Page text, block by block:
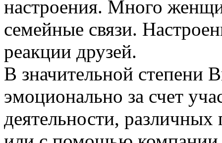
настроения. Много
семейные связи.
реакции друзей.
В значительной степени
эмоционально за счет
деятельности,